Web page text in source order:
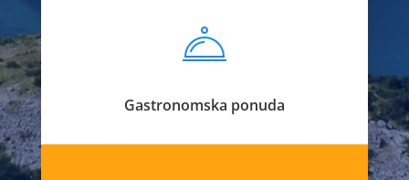
Gastronomska ponuda